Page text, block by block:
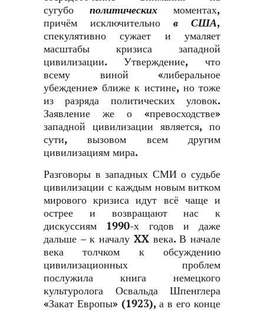
сугубо политических моментах,
причём исключительно в США,
спекулятивно сужает и умаляет
масштабы кризиса западной
цивилизации. Утверждение, что
всему виной «либеральное
убеждение» ближе к истине, но тоже
из разряда политических уловок.
Заявление же о «превосходстве»
западной цивилизации является, по
сути, вызовом всем другим
цивилизациям мира.
Разговоры в западных СМИ о судьбе
цивилизации с каждым новым витком
мирового кризиса идут всё чаще и
острее и возвращают нас к
дискуссиям 1990-х годов и даже
дальше – к началу XXвека. В начале
века толчком к обсуждению
цивилизационных проблем
послужила книга немецкого
культуролога Освальда Шпенглера
«Закат Европы» (1923), а в его конце